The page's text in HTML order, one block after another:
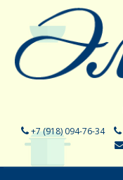
+7 (918) 094-76-34